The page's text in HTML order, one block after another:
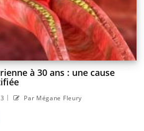
à 30 ans : une cause
| Par Mégane Fleury